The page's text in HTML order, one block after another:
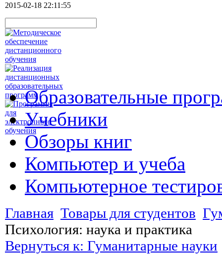
2015-02-18 22:11:55
Образовательные
Учебники
Обзоры книг
Компьютер и учеба
Компьютерное
Главная Товары для студентов
Психология: наука и практика
Вернуться к: Гуманитарные науки